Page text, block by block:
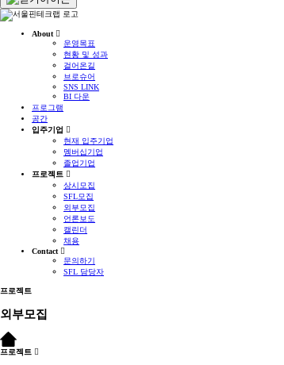
About
운영목표
현황 및 성과
걸어온길
브로슈어
SNS LINK
BI 다운
프로그램
공간
입주기업
현재 입주기업
멤버십기업
졸업기업
프로젝트
상시모집
SFL모집
외부모집
언론보도
캘린더
채용
Contact
문의하기
SFL 담당자
프로젝트
외부모집
프로젝트